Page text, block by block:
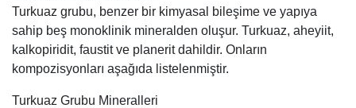
Turkuaz grubu, benzer bir kimyasal bileşime ve yapıya
sahip beş monoklinik mineralden oluşur. Turkuaz, aheyiit,
kalkopiridit, faustit ve planerit dahildir. Onların
kompozisyonları aşağıda listelenmiştir.
Turkuaz Grubu Mineralleri